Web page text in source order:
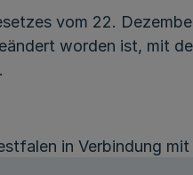
vom 22.
worden ist, mit
in Verbindung mit